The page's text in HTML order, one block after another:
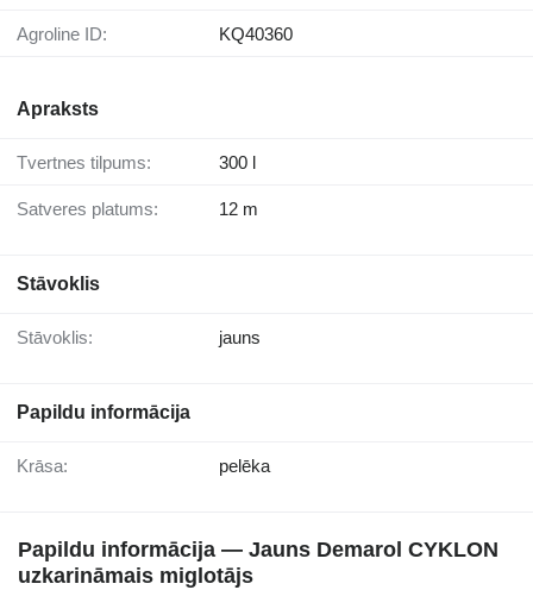
Agroline ID: KQ40360
Apraksts
Tvertnes tilpums: 300 l
Satveres platums: 12 m
Stāvoklis
Stāvoklis: jauns
Papildu informācija
Krāsa: pelēka
Papildu informācija — Jauns Demarol CYKLON
uzkarināmais miglotājs